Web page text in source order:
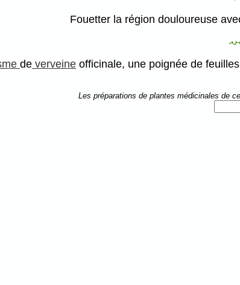
Fouetter la région douloureuse
de verveine officinale, une poignée de
Les préparations de plantes médicinales de